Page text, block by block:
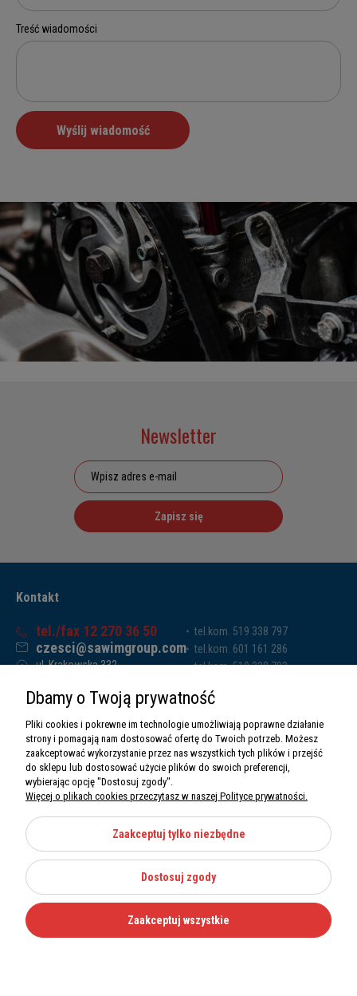
Newsletter
Zapisz się
Kontakt
tel./fax 12 270 36 50
czesci@sawimgroup.com
ul. Krakowska 332,
Sawim Group Mariusz Zdyb sp. k.
NIP: 5130284470
REGON: 5246591010
tel.kom. 519 338 797
tel.kom. 601 161 286
tel.kom. 519 338 793
O nas
Informacje
Moje konto
Kategorie
Dbamy o Twoją prywatność
Pliki cookies i pokrewne im technologie umożliwiają poprawne działanie
strony i pomagają nam dostosować ofertę do Twoich potrzeb. Możesz
zaakceptować wykorzystanie przez nas wszystkich tych plików i przejść
do sklepu lub dostosować użycie plików do swoich preferencji,
wybierając opcję "Dostosuj zgody".
Więcej o plikach cookies przeczytasz w naszej Polityce prywatności.
Zaakceptuj tylko niezbędne
Dostosuj zgody
Zaakceptuj wszystkie